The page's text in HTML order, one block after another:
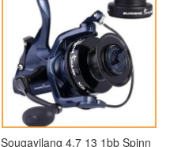
Sougayilang 4.7 13 1bb Spinn